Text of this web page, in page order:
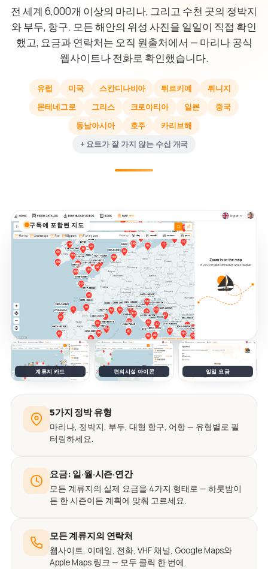
전 세계 6,000개 이상의 마리나, 그리고 수천 곳의 정박지
와 부두, 항구. 모든 해안의 위성 사진을 일일이 직접 확인
했고, 요금과 연락처는 오직 원출처에서 — 마리나 공식
웹사이트나 전화로 확인했습니다.
유럽 미국 스칸디나비아 튀르키예
튀니지
몬테네그로
그리스 크로아티아 일본
중국
동남아시아
호주
카리브해
+ 요트가 잘 가지 않는 수십 개국
구독에 포함된 지도
계류지 카드 편의시설 아이콘 일일 요금
5가지 정박 유형
마리나, 정박지, 부두, 대형 항구, 어항 — 유형별로 필
터링하세요.
요금: 일·월·시즌·연간
모든 계류지의 실제 요금을 4가지 형태로 — 하룻밤이
든 한 시즌이든 계획에 맞춰 고르세요.
모든 계류지의 연락처
웹사이트, 이메일, 전화, VHF 채널, Google Maps와
Apple Maps 링크 — 모두 클릭 한 번에.